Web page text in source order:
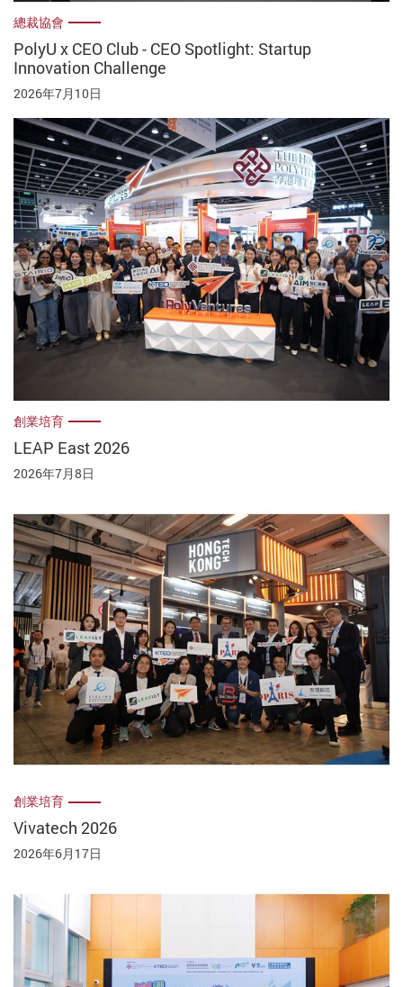
總裁協會
PolyU x CEO Club - CEO Spotlight: Startup
Innovation Challenge
2026年7月10日
創業培育
LEAP East 2026
2026年7月8日
創業培育
Vivatech 2026
2026年6月17日